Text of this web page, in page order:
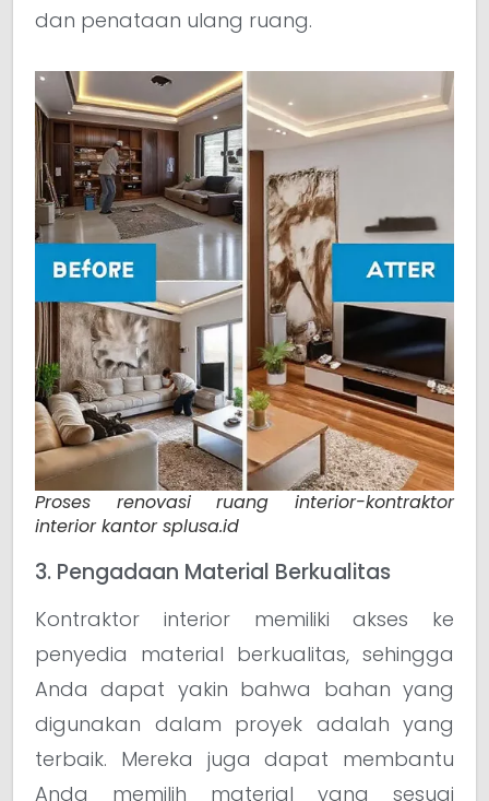
dan penataan ulang ruang.
Proses renovasi ruang interior-kontraktor
interior kantor splusa.id
3. Pengadaan Material Berkualitas
Kontraktor interior memiliki akses ke
penyedia material berkualitas, sehingga
Anda dapat yakin bahwa bahan yang
digunakan dalam proyek adalah yang
terbaik. Mereka juga dapat membantu
Anda memilih material yang sesuai